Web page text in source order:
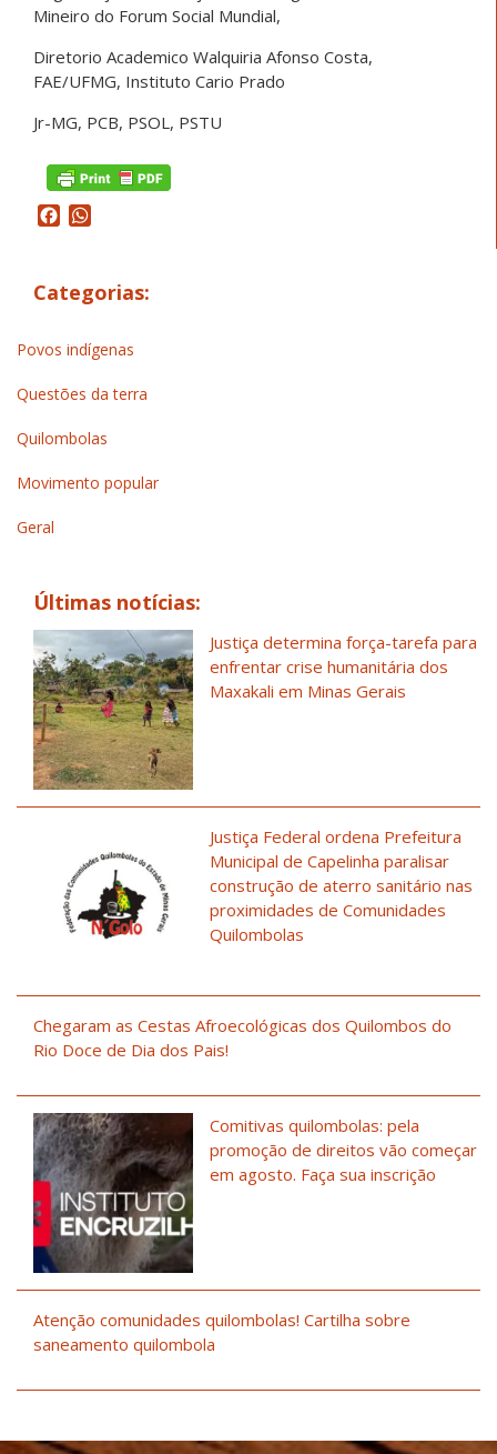
Mineiro do Forum Social Mundial,
Diretorio Academico Walquiria Afonso Costa,
FAE/UFMG, Instituto Cario Prado
Jr-MG, PCB, PSOL, PSTU
Facebook
Categorias:
Povos indígenas
Questões da terra
Quilombolas
Movimento popular
Geral
Últimas notícias:
Justiça determina força-tarefa para
enfrentar crise humanitária dos
Maxakali em Minas Gerais
Justiça Federal ordena Prefeitura
Municipal de Capelinha paralisar
construção de aterro sanitário nas
proximidades de Comunidades
Quilombolas
Chegaram as Cestas Afroecológicas dos Quilombos do
Rio Doce de Dia dos Pais!
Comitivas quilombolas: pela
promoção de direitos vão começar
em agosto. Faça sua inscrição
Atenção comunidades quilombolas! Cartilha sobre
saneamento quilombola